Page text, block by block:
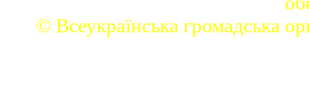
© Всеукраїнська громадська